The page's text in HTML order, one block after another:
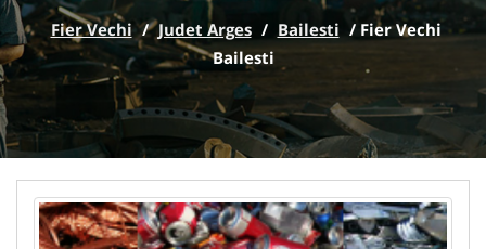
Fier Vechi / Judet Arges / Bailesti / Fier Vechi
Bailesti